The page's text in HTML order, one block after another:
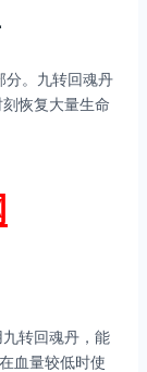
分。九转回魂丹
恢复大量生命
转回魂丹，能
血量较低时使